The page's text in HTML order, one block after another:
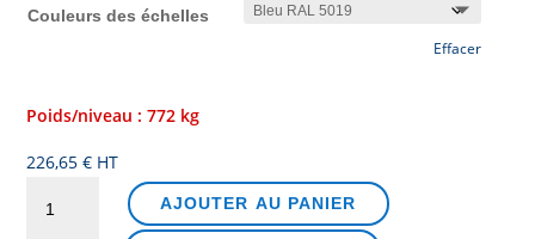
Couleurs des échelles
Effacer
Poids/niveau : 772 kg
226,65€ HT
AJOUTER AU PANIER